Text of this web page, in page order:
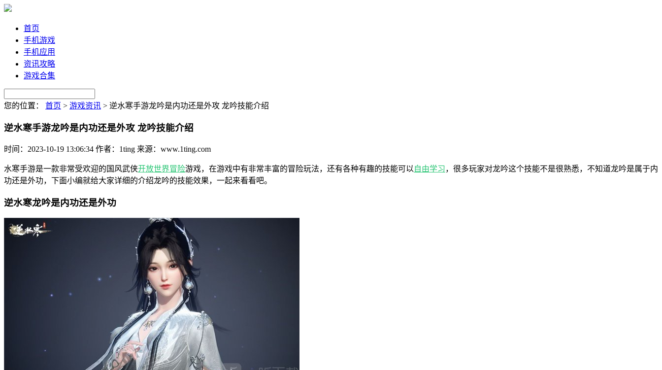
首页
手机游戏
手机应用
资讯攻略
游戏合集
您的位置： 首页 > 游戏资讯 > 逆水寒手游龙吟是内功还是外攻 龙吟技能介绍
逆水寒手游龙吟是内功还是外攻 龙吟技能介绍
时间：2023-10-19 13:06:34 作者：1ting 来源：www.1ting.com
水寒手游是一款非常受欢迎的国风武侠开放世界冒险游戏，在游戏中有非常丰富的冒险玩法，还有各种有趣的技能可以自由学习，很多玩家对龙吟这个技能不是很熟悉，不知道龙吟是属于内
功还是外功，下面小编就给大家详细的介绍龙吟的技能效果，一起来看看吧。
逆水寒龙吟是内功还是外功